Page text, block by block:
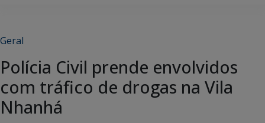
Geral
Polícia Civil prende envolvidos
com tráfico de drogas na Vila
Nhanhá